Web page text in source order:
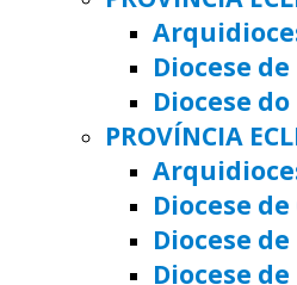
Diocese de
Diocese
PROVÍNCIA
Diocese
Diocese
Diocese